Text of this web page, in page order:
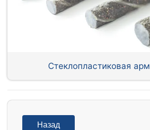
Стеклопластиковая
Назад